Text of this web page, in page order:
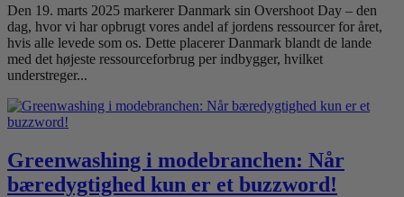
​Den 19. marts 2025 markerer Danmark sin Overshoot Day – den
dag, hvor vi har opbrugt vores andel af jordens ressourcer for året,
hvis alle levede som os. Dette placerer Danmark blandt de lande
med det højeste ressourceforbrug per indbygger, hvilket
understreger...
Greenwashing i modebranchen: Når
bæredygtighed kun er et buzzword!